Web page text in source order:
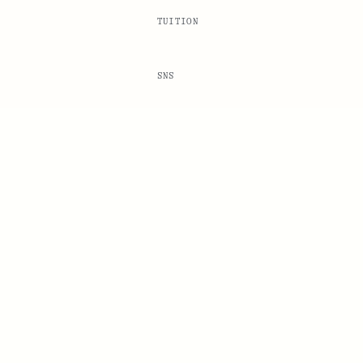
TUITION
SNS